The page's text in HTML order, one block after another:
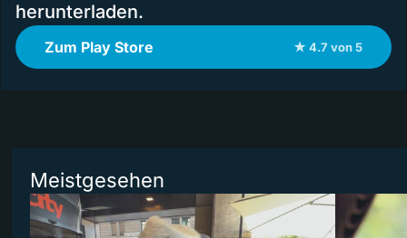
herunterladen.
Zum Play Store ★ 4.7 von 5
Meistgesehen